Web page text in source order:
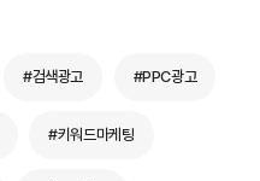
#검색광고 #PPC광고
#키워드마케팅